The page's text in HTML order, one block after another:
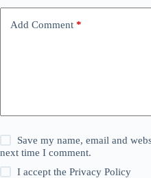
Add Comment *
Save my name, email and
next time I comment.
I accept thePrivacy Policy